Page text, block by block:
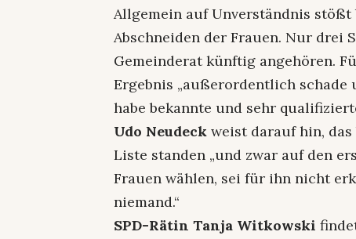
Allgemein auf Unverständnis
Abschneiden der Frauen. Nur drei
Gemeinderat künftig angehören.
Ergebnis „außerordentlich schade
habe bekannte und sehr
Udo Neudeck weist darauf hin,
Liste standen „und zwar auf den
Frauen wählen, sei für ihn nicht
niemand.“
SPD-Rätin Tanja Witkowski